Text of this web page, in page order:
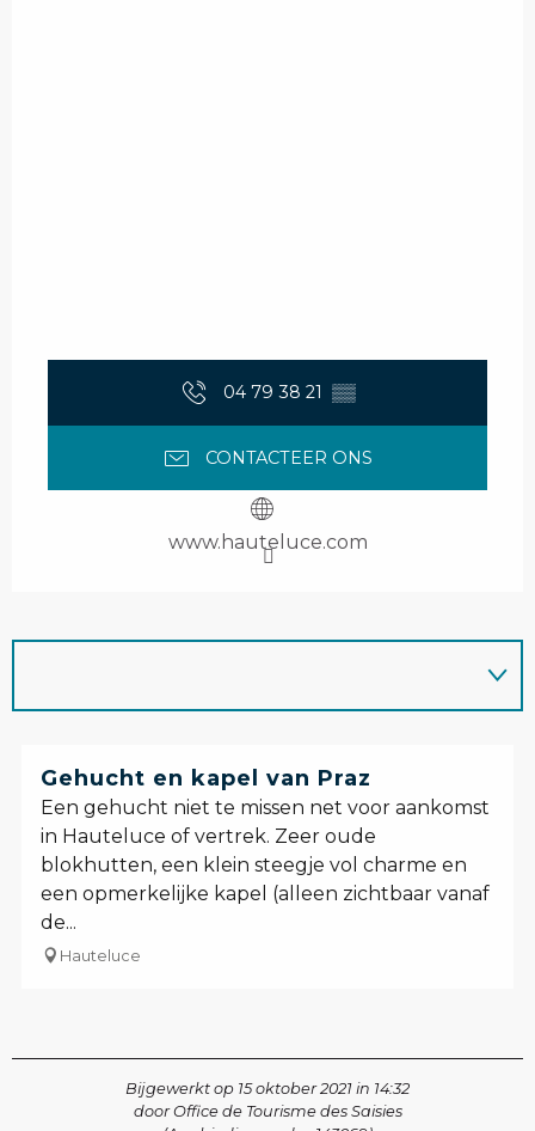
04 79 38 21 ▒▒
CONTACTEER ONS
www.hauteluce.com
Gehucht en kapel van Praz
Een gehucht niet te missen net voor aankomst
in Hauteluce of vertrek. Zeer oude
blokhutten, een klein steegje vol charme en
een opmerkelijke kapel (alleen zichtbaar vanaf
de...
Hauteluce
Bijgewerkt op 15 oktober 2021 in 14:32
door Office de Tourisme des Saisies